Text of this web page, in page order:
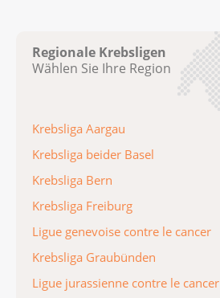
Regionale Krebsligen
Wählen Sie Ihre Region
Krebsliga Aargau
Krebsliga beider Basel
Krebsliga Bern
Krebsliga Freiburg
Ligue genevoise contre le cancer
Krebsliga Graubünden
Ligue jurassienne contre le cancer